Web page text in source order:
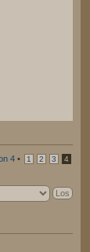
4 • 1 2 3 4